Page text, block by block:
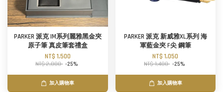
PARKER 派克 IM系列麗雅黑金夾
原子筆 真皮筆套禮盒
NT$ 1,500
NT$ 2,000 -25%
加入購物車
PARKER 派克 新威雅XL系列 海
軍藍金夾 F尖 鋼筆
NT$ 1,050
NT$ 1,400 -25%
加入購物車